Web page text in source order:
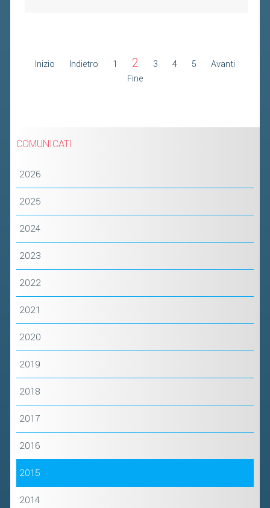
Inizio Indietro 1 2 3 4 5
Avanti
Fine
COMUNICATI
2026
2025
2024
2023
2022
2021
2020
2019
2018
2017
2016
2015
2014